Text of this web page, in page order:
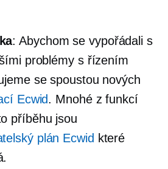
: Abychom se vypořádali s
problémy s řízením
se spoustou nových
Ecwid. Mnohé z funkcí
příběhu jsou
plán Ecwid které